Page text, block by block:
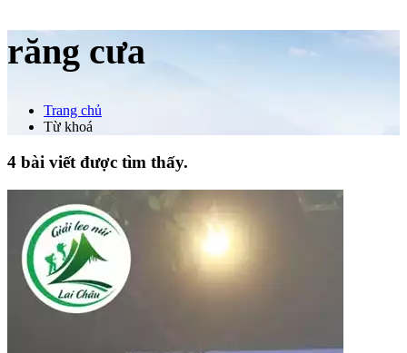
răng cưa
Trang chủ
Từ khoá
4 bài viết được tìm thấy.